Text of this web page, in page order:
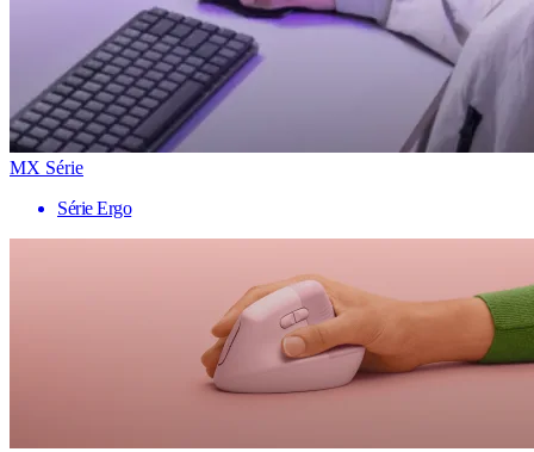
MX Série
Série Ergo